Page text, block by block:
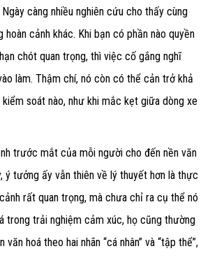
càng nhiều nghiên cứu cho thấy cùng
cảnh khác. Khi bạn có phần nào quyền
chót quan trọng, thì việc cố gắng nghĩ
làm. Thậm chí, nó còn có thể cản trở khả
soát nào, như khi mắc kẹt giữa dòng xe
trước mắt của mỗi người cho đến nền văn
ý tưởng ấy vẫn thiên về lý thuyết hơn là thực
rất quan trọng, mà chưa chỉ ra cụ thể nó
trong trải nghiệm cảm xúc, họ cũng thường
hoá theo hai nhãn “cá nhân” và “tập thể”,